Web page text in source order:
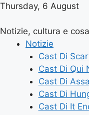
Thursday, 6 August
Notizie, cultura e
Notizie
Cast Di
Cast Di Qui
Cast Di
Cast Di
Cast Di It